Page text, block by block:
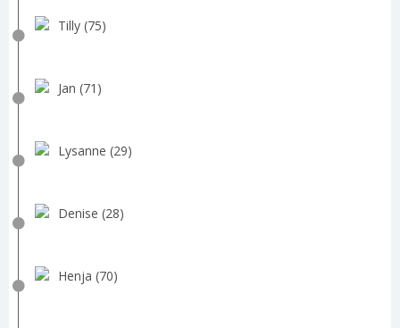
Tilly (75)
Jan (71)
Lysanne (29)
Denise (28)
Henja (70)